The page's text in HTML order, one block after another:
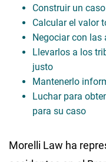
Construir un
Calcular el valor
Negociar con las
Llevarlos a los
justo
Mantenerlo
Luchar para
para su caso
Morelli Law ha